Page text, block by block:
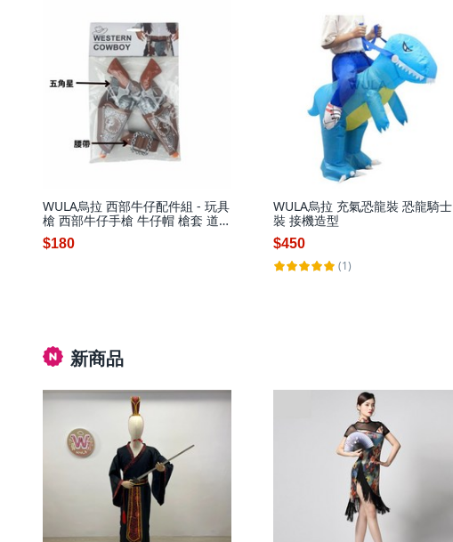
WULA烏拉 西部牛仔配件組 - 玩具
槍 西部牛仔手槍 牛仔帽 槍套 道具
槍 - 胡迪手槍 胡迪牛仔
$180
WULA烏拉 充氣恐龍裝 恐龍騎士
裝 接機造型
$450
(1)
新商品